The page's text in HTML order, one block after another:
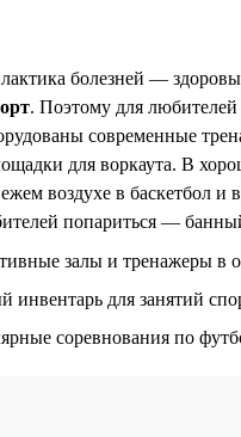
болезней —
. Поэтому для любителей
современные
для воркаута. В
воздухе в баскетбол и
попариться —
залы и тренажеры в
инвентарь для занятий
соревнования по